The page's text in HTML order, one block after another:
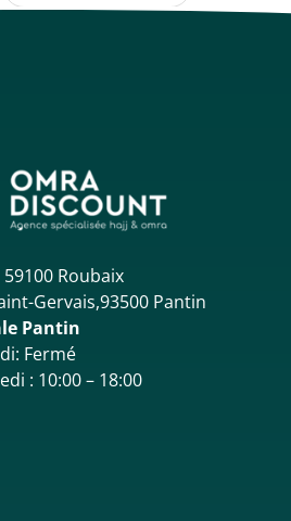
Roubaix
Gervais,93500 Pantin
Pantin
Fermé
: 10:00 – 18:00